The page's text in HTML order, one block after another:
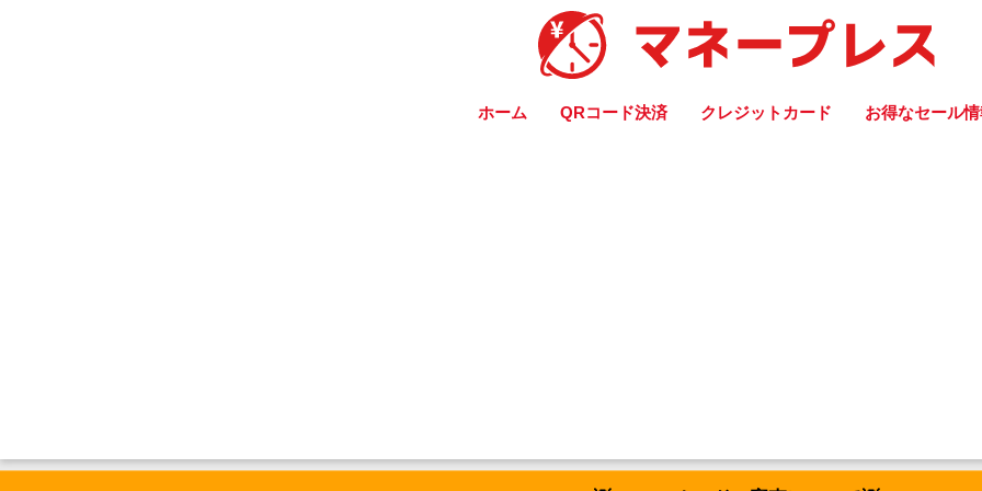
ホーム QRコード決済 クレジットカード お得なセール